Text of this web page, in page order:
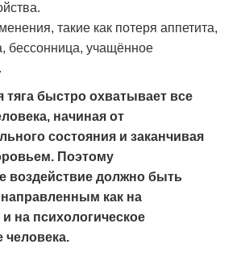
такие как потеря аппетита,
бессонница, учащённое
быстро охватывает все
начиная от
состояния и заканчивая
Поэтому
воздействие должно быть
как на
на психологическое
человека.